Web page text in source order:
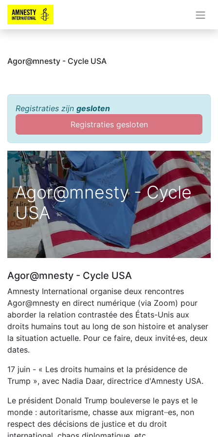
Agor@mnesty - Cycle USA
Registraties zijn gesloten
Registraties gesloten
Agor@mnesty - Cycle
USA
Agor@mnesty - Cycle USA
Amnesty International organise deux rencontres
Agor@mnesty en direct numérique (via Zoom) pour
aborder la relation contrastée des États-Unis aux
droits humains tout au long de son histoire et analyser
la situation actuelle. Pour ce faire, deux invité·es, deux
dates.
17 juin - « Les droits humains et la présidence de
Trump », avec Nadia Daar, directrice d'Amnesty USA.
Le président Donald Trump bouleverse le pays et le
monde : autoritarisme, chasse aux migrant··es, non
respect des décisions de justice et du droit